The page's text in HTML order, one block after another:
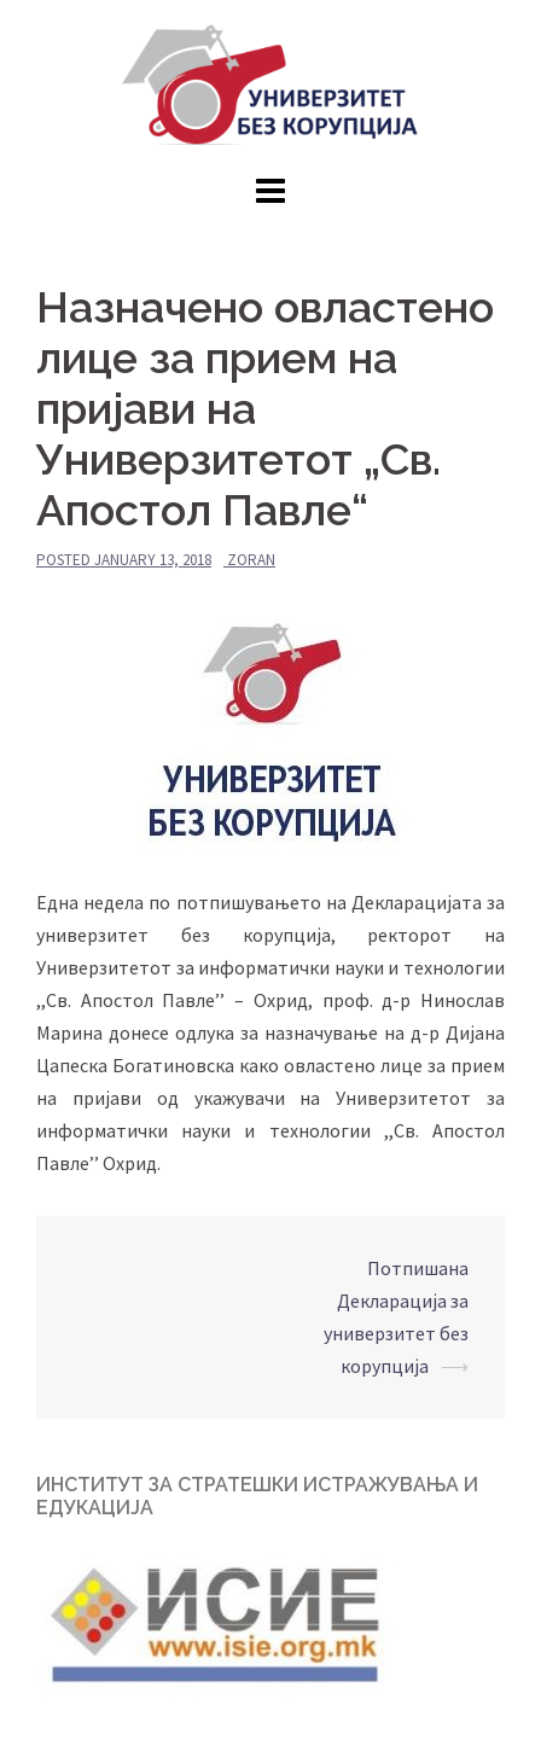
Назначено овластено
лице за прием на
пријави на
Универзитетот „Св.
Апостол Павле“
POSTED JANUARY 13, 2018 ZORAN
Една недела по потпишувањето на Декларацијата за
универзитет без корупција, ректорот на
Универзитетот за информатички науки и технологии
,,Св. Апостол Павле’’ – Охрид, проф. д-р Нинослав
Марина донесе одлука за назначување на д-р Дијана
Цапеска Богатиновска како овластено лице за прием
на пријави од укажувачи на Универзитетот за
информатички науки и технологии ,,Св. Апостол
Павле’’ Охрид.
Потпишана
Декларација за
универзитет без
корупција ⟶
ИНСТИТУТ ЗА СТРАТЕШКИ ИСТРАЖУВАЊА И
ЕДУКАЦИЈА